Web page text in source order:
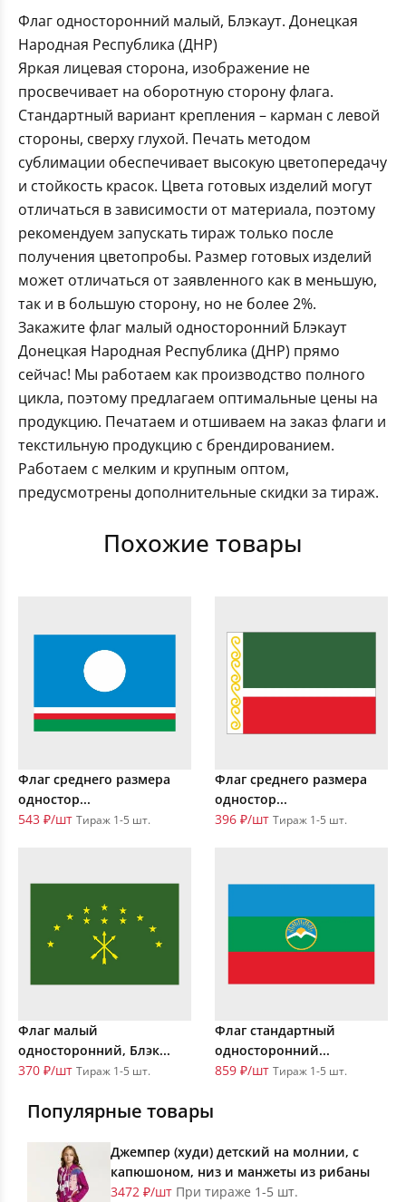
Флаг односторонний малый, Блэкаут. Донецкая
Народная Республика (ДНР)
Яркая лицевая сторона, изображение не
просвечивает на оборотную сторону флага.
Стандартный вариант крепления – карман с левой
стороны, сверху глухой. Печать методом
сублимации обеспечивает высокую цветопередачу
и стойкость красок. Цвета готовых изделий могут
отличаться в зависимости от материала, поэтому
рекомендуем запускать тираж только после
получения цветопробы. Размер готовых изделий
может отличаться от заявленного как в меньшую,
так и в большую сторону, но не более 2%.
Закажите флаг малый односторонний Блэкаут
Донецкая Народная Республика (ДНР) прямо
сейчас! Мы работаем как производство полного
цикла, поэтому предлагаем оптимальные цены на
продукцию. Печатаем и отшиваем на заказ флаги и
текстильную продукцию с брендированием.
Работаем с мелким и крупным оптом,
предусмотрены дополнительные скидки за тираж.
Похожие товары
Флаг среднего размера
одностор...
543 ₽/шт Тираж 1-5 шт.
Флаг среднего размера
одностор...
396 ₽/шт Тираж 1-5 шт.
Флаг малый
односторонний, Блэк...
370 ₽/шт Тираж 1-5 шт.
Флаг стандартный
односторонний...
859 ₽/шт Тираж 1-5 шт.
Популярные товары
Джемпер (худи) детский на молнии, с
капюшоном, низ и манжеты из рибаны
3472 ₽/шт При тираже 1-5 шт.